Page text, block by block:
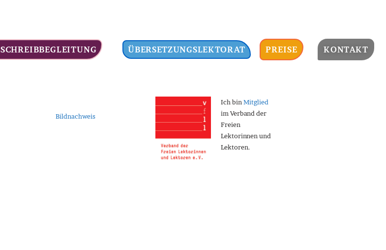
SCHREIBBEGLEITUNG ÜBERSETZUNGSLEKTORAT PREISE KONTAKT
Bildnachweis
Ich bin Mitglied
im Verband der
Freien
Lektorinnen und
Lektoren.